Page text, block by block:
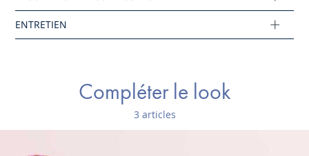
Ce produit peut-être recyclé.
En savoir plus
Compléter le look
3 articles